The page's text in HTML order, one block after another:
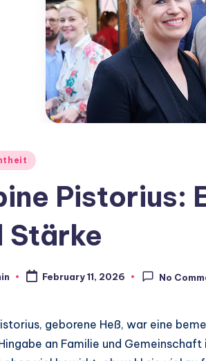
Pistorius:
Stärke
February 11, 2026 No
geborene Heß, war eine
an Familie und